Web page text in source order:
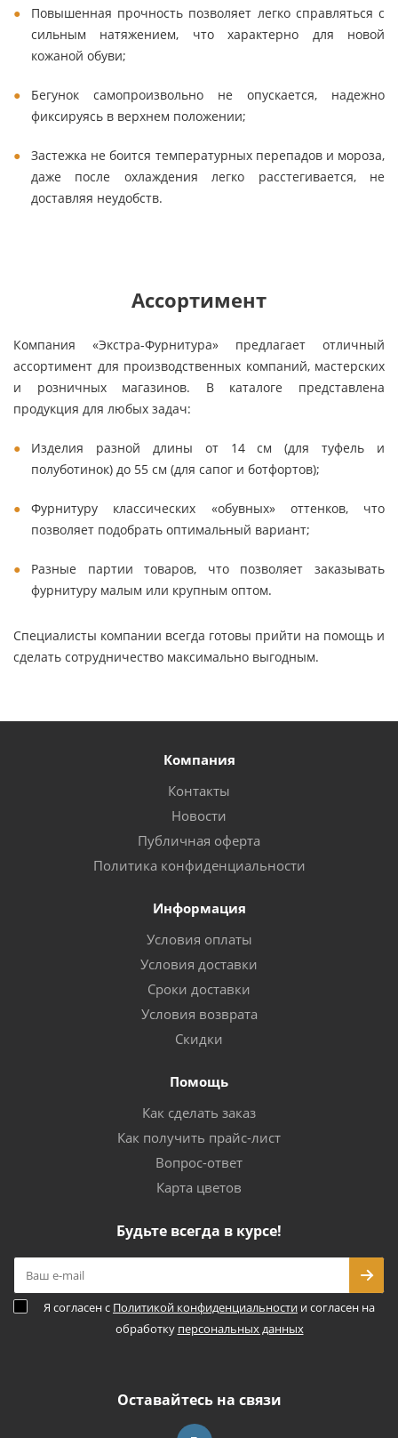
Повышенная прочность позволяет легко справляться с
сильным натяжением, что характерно для новой
кожаной обуви;
Бегунок самопроизвольно не опускается, надежно
фиксируясь в верхнем положении;
Застежка не боится температурных перепадов и мороза,
даже после охлаждения легко расстегивается, не
доставляя неудобств.
Ассортимент
Компания «Экстра-Фурнитура» предлагает отличный
ассортимент для производственных компаний, мастерских
и розничных магазинов. В каталоге представлена
продукция для любых задач:
Изделия разной длины от 14 см (для туфель и
полуботинок) до 55 см (для сапог и ботфортов);
Фурнитуру классических «обувных» оттенков, что
позволяет подобрать оптимальный вариант;
Разные партии товаров, что позволяет заказывать
фурнитуру малым или крупным оптом.
Специалисты компании всегда готовы прийти на помощь и
сделать сотрудничество максимально выгодным.
Компания
Контакты
Новости
Публичная оферта
Политика конфиденциальности
Информация
Условия оплаты
Условия доставки
Сроки доставки
Условия возврата
Скидки
Помощь
Как сделать заказ
Как получить прайс-лист
Вопрос-ответ
Карта цветов
Будьте всегда в курсе!
Я согласен с Политикой конфиденциальности и согласен на
обработку персональных данных
Оставайтесь на связи